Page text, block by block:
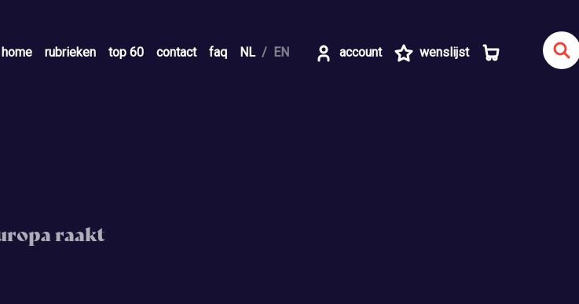
home rubrieken top 60 contact faq NL EN account wenslijst
raakt